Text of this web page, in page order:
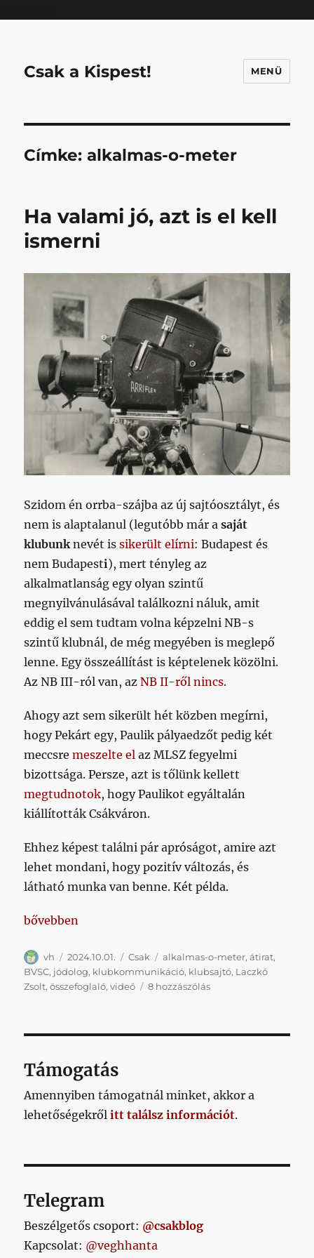
Csak a Kispest! MENÜ
Címke:alkalmas-o-meter
Ha valami jó, azt is el kell
ismerni
Szidom én orrba-szájba az új sajtóosztályt, és
nem is alaptalanul (legutóbb már asaját
klubunknevét issikerült elírni: Budapest és
nem Budapesti), mert tényleg az
alkalmatlanság egy olyan szintű
megnyilvánulásával találkozni náluk, amit
eddig el sem tudtam volna képzelni NB-s
szintű klubnál, de még megyében is meglepő
lenne. Egy összeállítást is képtelenek közölni.
Az NB III-ról van, azNB II-ről nincs.
Ahogy azt sem sikerült hét közben megírni,
hogy Pekárt egy, Paulik pályaedzőt pedig két
meccsremeszelte el az MLSZ fegyelmi
bizottsága. Persze, azt is tőlünk kellett
megtudnotok, hogy Paulikot egyáltalán
kiállították Csákváron.
Ehhez képest találni pár apróságot, amire azt
lehet mondani, hogy pozitív változás, és
látható munka van benne. Két példa.
„Ha valami jó, azt is el kell ismerni”
bővebben
Szerző
vh Közzétéve
2024.10.01. Kategória
Csak Címke
alkalmas-o-meter,átirat,
BVSC, jódolog, klubkommunikáció, klubsajtó, Laczkó
Zsolt,összefoglaló,videó 8 hozzászólásHa
ismerni
bejegyzéshez
Támogatás
Amennyiben támogatnál minket, akkor a
lehetőségekrőlitt találsz információt.
Telegram
Beszélgetős csoport: @csakblog
Kapcsolat: @veghhanta